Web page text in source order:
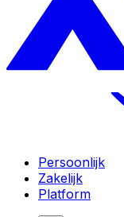
Persoonlijk
Zakelijk
Platform